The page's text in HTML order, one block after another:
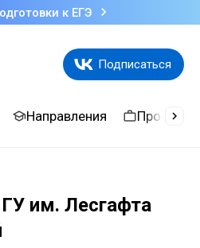
к ЕГЭ
Подписаться
Направления
им. Лесгафта